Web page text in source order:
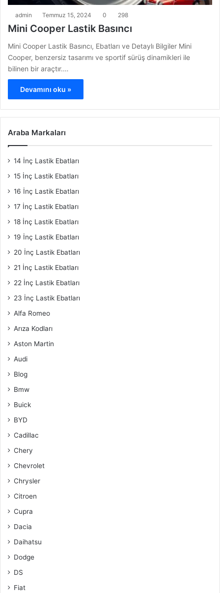
admin Temmuz 15, 2024 0 298
Mini Cooper Lastik Basıncı
Mini Cooper Lastik Basıncı, Ebatları ve Detaylı Bilgiler Mini
Cooper, benzersiz tasarımı ve sportif sürüş dinamikleri ile
bilinen bir araçtır.…
Devamını oku »
Araba Markaları
14 İnç Lastik Ebatları
15 İnç Lastik Ebatları
16 İnç Lastik Ebatları
17 İnç Lastik Ebatları
18 İnç Lastik Ebatları
19 İnç Lastik Ebatları
20 İnç Lastik Ebatları
21 İnç Lastik Ebatları
22 İnç Lastik Ebatları
23 İnç Lastik Ebatları
Alfa Romeo
Arıza Kodları
Aston Martin
Audi
Blog
Bmw
Buick
BYD
Cadillac
Chery
Chevrolet
Chrysler
Citroen
Cupra
Dacia
Daihatsu
Dodge
DS
Fiat